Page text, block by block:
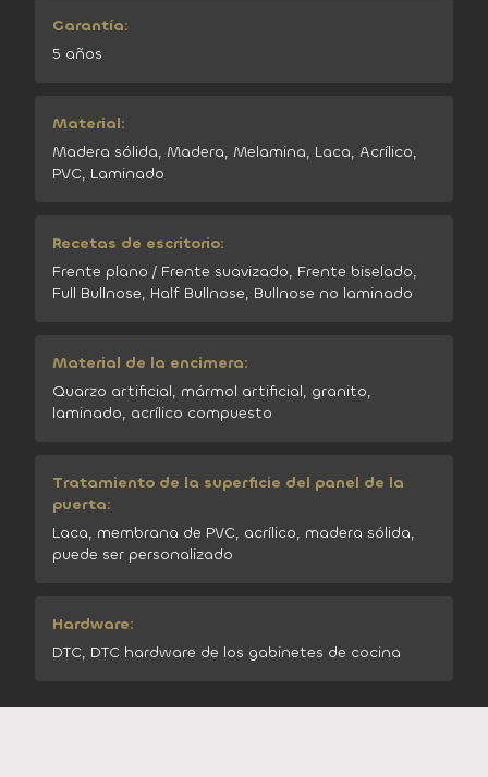
Garantía:
5 años
Material:
Madera sólida, Madera, Melamina, Laca, Acrílico,
PVC, Laminado
Recetas de escritorio:
Frente plano / Frente suavizado, Frente biselado,
Full Bullnose, Half Bullnose, Bullnose no laminado
Material de la encimera:
Quarzo artificial, mármol artificial, granito,
laminado, acrílico compuesto
Tratamiento de la superficie del panel de la
puerta:
Laca, membrana de PVC, acrílico, madera sólida,
puede ser personalizado
Hardware:
DTC, DTC hardware de los gabinetes de cocina